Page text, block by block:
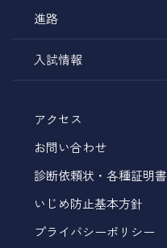
進路
入試情報
アクセス
お問い合わせ
診断依頼状・各種証明書
いじめ防止基本方針
プライバシーポリシー